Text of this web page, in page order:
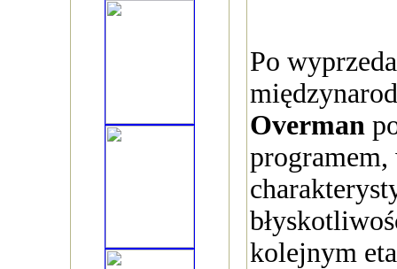
Po
Overman
kolejnym